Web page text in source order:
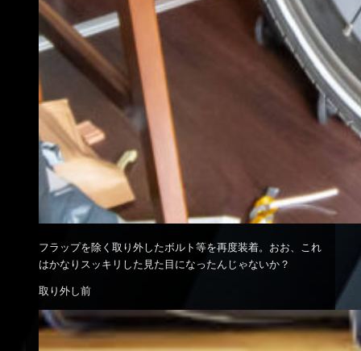
フラップを除く取り外したボルト等を再度装着。おお、これ
はかなりスッキリした見た目になったんじゃないか？
取り外し前